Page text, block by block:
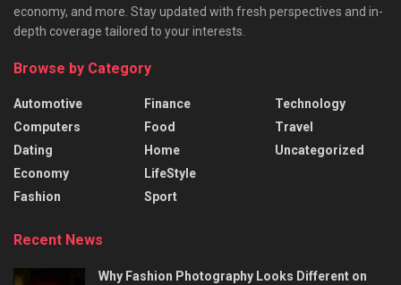
economy, and more. Stay updated with fresh perspectives and in-
depth coverage tailored to your interests.
Browse by Category
Automotive
Computers
Dating
Economy
Fashion
Finance
Food
Home
LifeStyle
Sport
Technology
Travel
Uncategorized
Recent News
Why Fashion Photography Looks Different on